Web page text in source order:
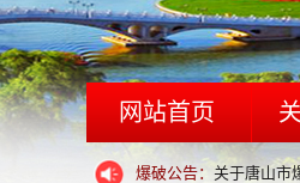
网站首页
爆破公告：关于唐山市
爆破公告： 唐山市爆
爆破公告： 关于唐山市